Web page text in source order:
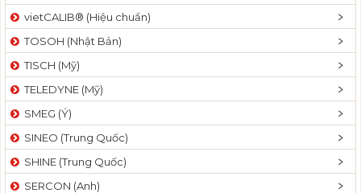
a
t
n
vietCALIB® (Hiệu chuẩn)
TOSOH (Nhật Bản)
TISCH (Mỹ)
TELEDYNE (Mỹ)
SMEG (Ý)
SINEO (Trung Quốc)
SHINE (Trung Quốc)
SERCON (Anh)